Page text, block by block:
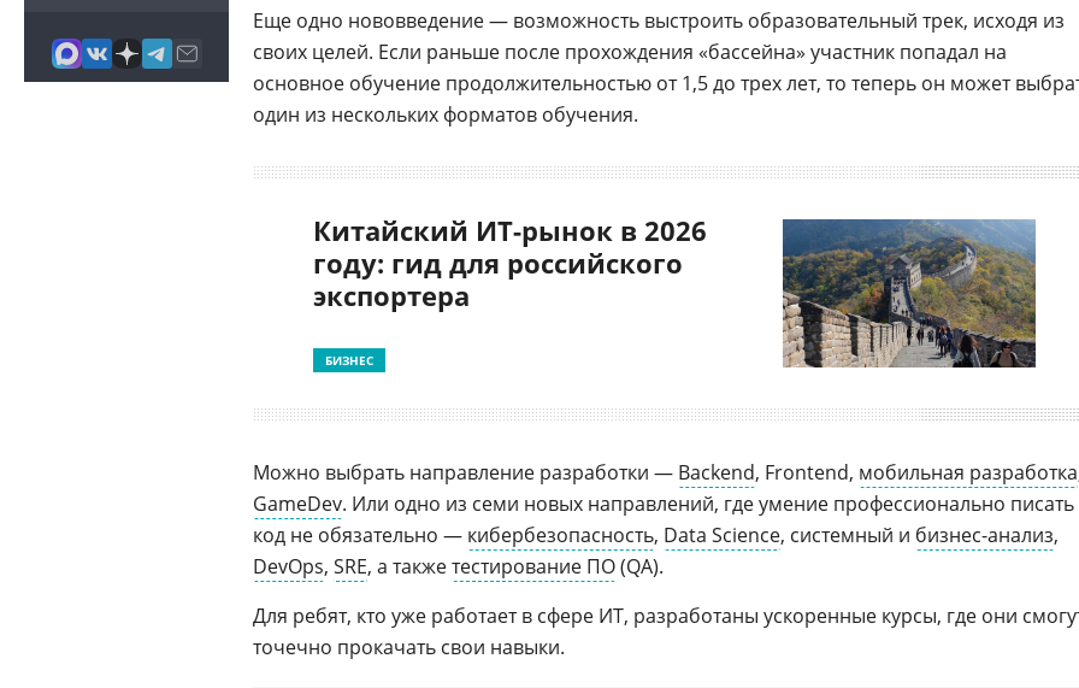
Еще одно нововведение — возможность выстроить образовательный трек, исходя из
своих целей. Если раньше после прохождения «бассейна» участник попадал на
основное обучение продолжительностью от 1,5 до трех лет, то теперь он может
один из нескольких форматов обучения.
Китайский ИТ-рынок в 2026
году: гид для российского
экспортера
БИЗНЕС
Можно выбрать направление разработки — Backend, Frontend, мобильная разработка
GameDev. Или одно из семи новых направлений, где умение профессионально писать
код не обязательно — кибербезопасность, Data Science, системный и бизнес-анализ,
DevOps, SRE, а такжетестирование ПО(QA).
Для ребят, кто уже работает в сфере ИТ, разработаны ускоренные курсы, где они
точечно прокачать свои навыки.